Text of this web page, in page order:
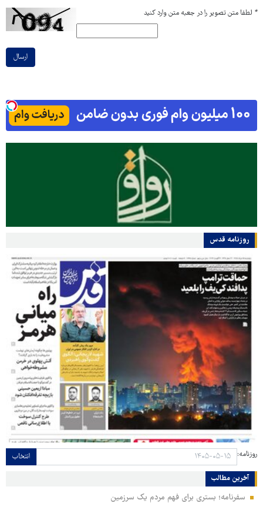
* لطفا متن تصویر را در جعبه متن وارد کنید
ارسال
روزنامه قدس
روزنامه: انتخاب
آخرین مطالب
سفرنامه؛ بستری برای فهم مردم یک سرزمین